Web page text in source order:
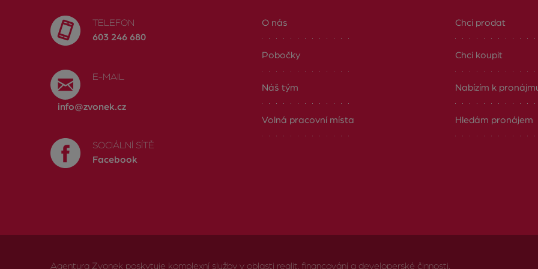
TELEFON
603 246 680
E-MAIL
info@zvonek.cz
SOCIÁLNÍ SÍTĚ
Facebook
O nás
Pobočky
Náš tým
Volná pracovní místa
Chci prodat
Chci koupit
Nabízím k
Hledám pronájem
Agentura Zvonek poskytuje komplexní služby v oblasti realit, financování a developerské činnosti.